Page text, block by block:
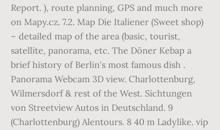
Report. ), route planning, GPS and much more
on Mapy.cz. 7.2. Map Die Italiener (Sweet shop)
– detailed map of the area (basic, tourist,
satellite, panorama, etc. The Döner Kebap a
brief history of Berlin's most famous dish .
Panorama Webcam 3D view. Charlottenburg,
Wilmersdorf & rest of the West. Sichtungen
von Streetview Autos in Deutschland. 9
(Charlottenburg) Alentours. 8 40 m Ladylike. vip